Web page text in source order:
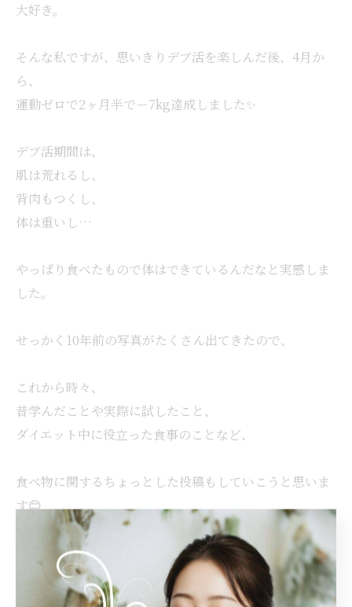
大好き。
そんな私ですが、思いきりデブ活を楽しんだ後、4月か
ら、
運動ゼロで2ヶ月半で－7kg達成しました✨
デブ活期間は、
肌は荒れるし、
背肉もつくし、
体は重いし…
やっぱり食べたもので体はできているんだなと実感しま
した。
せっかく10年前の写真がたくさん出てきたので、
これから時々、
昔学んだことや実際に試したこと、
ダイエット中に役立った食事のことなど、
食べ物に関するちょっとした投稿もしていこうと思いま
す😊
資格を持っているからではなく、
ずっと悩み続けてきた一人の万年ダイエッターとして
（笑）